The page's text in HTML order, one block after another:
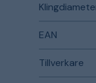
EAN
Tillverkare